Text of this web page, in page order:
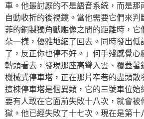
車。他最討厭的不是語音系統，而是那
自動收折的後視鏡。當他需要它們來判
菲的銅製獨角獸雕像之間的距離時，它
朵一樣，優雅地縮了回去。同時發出低
了，反正你也停不好。」何手殘感覺心
轉頭看去，發現那座高聳入雲、覆蓋著
機械式停車塔，正在那片窄巷的盡頭散
這棟停車塔是個異類，它的三號車位始
要有人敢在它面前失敗十八次，就會被
獄。他已經失敗了十七次。現在是第十